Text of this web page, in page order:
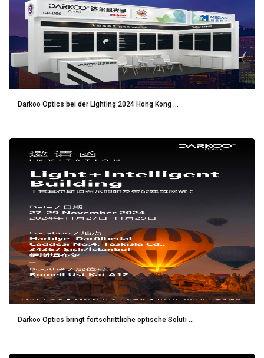
Darkoo Optics bei der Lighting 2024 Hong Kong ...
Darkoo Optics bringt fortschrittliche optische Soluti ...